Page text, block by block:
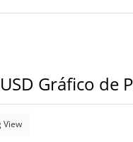
Gráfico de
View